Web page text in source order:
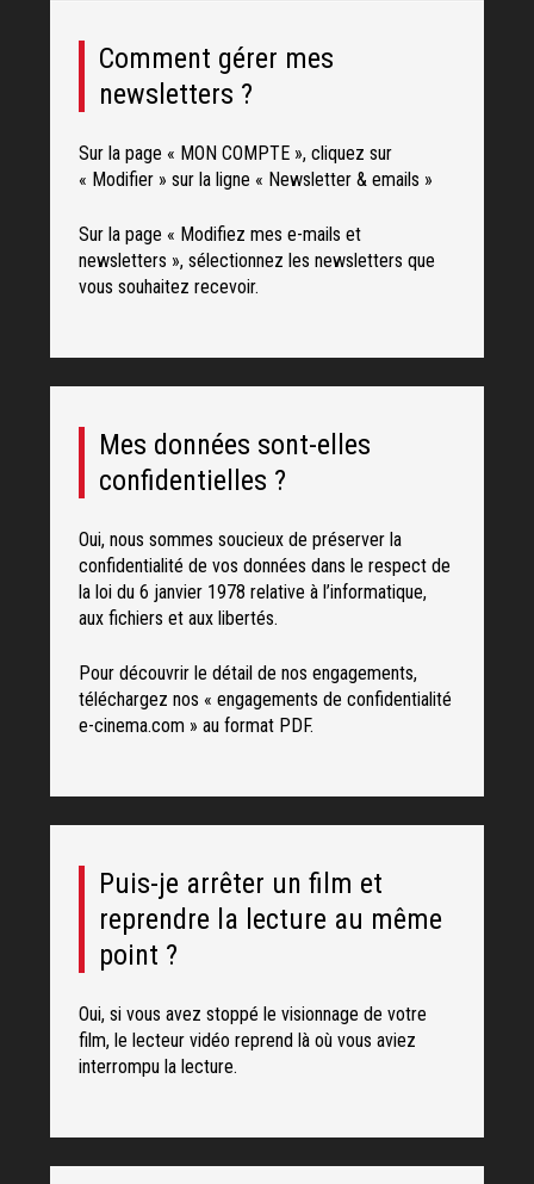
Comment gérer mes
newsletters ?
Sur la page « MON COMPTE », cliquez sur
« Modifier » sur la ligne « Newsletter & emails »
Sur la page « Modifiez mes e-mails et
newsletters », sélectionnez les newsletters que
vous souhaitez recevoir.
Mes données sont-elles
confidentielles ?
Oui, nous sommes soucieux de préserver la
confidentialité de vos données dans le respect de
la loi du 6 janvier 1978 relative à l’informatique,
aux fichiers et aux libertés.
Pour découvrir le détail de nos engagements,
téléchargez nos « engagements de confidentialité
e-cinema.com » au format PDF.
Puis-je arrêter un film et
reprendre la lecture au même
point ?
Oui, si vous avez stoppé le visionnage de votre
film, le lecteur vidéo reprend là où vous aviez
interrompu la lecture.